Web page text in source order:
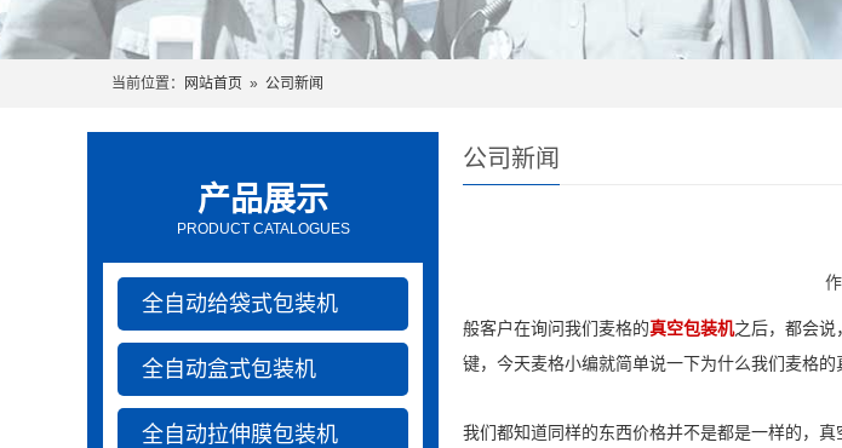
当前位置： 网站首页 » 公司新闻
产品展示
PRODUCT CATALOGUES
全自动给袋式包装机
全自动盒式包装机
全自动拉伸膜包装机
公司新闻
般客户在询问我们麦格的真空包装机之后，都会说
键，今天麦格小编就简单说一下为什么我们麦格的
我们都知道同样的东西价格并不是都是一样的，